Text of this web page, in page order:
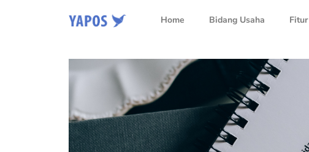
Home Bidang Usaha Fitur